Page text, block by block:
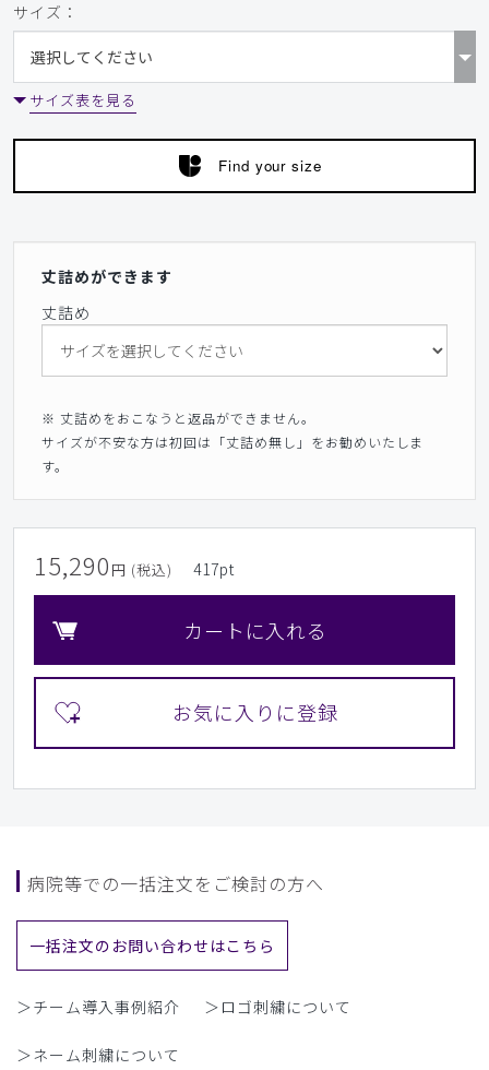
サイズ：
サイズ表を見る
Find your size
丈詰めができます
丈詰め
※ 丈詰めをおこなうと返品ができません。
サイズが不安な方は初回は「丈詰め無し」をお勧めいたしま
す。
15,290 円 (税込) 417pt
カートに入れる
病院等での一括注文をご検討の方へ
一括注文のお問い合わせはこちら
＞チーム導入事例紹介 ＞ロゴ刺繍について
＞ネーム刺繍について